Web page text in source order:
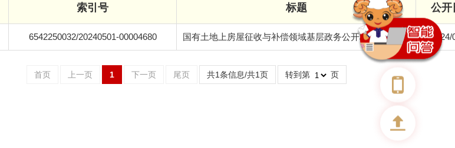
索引号 标题 公开
6542250032/20240501-00004680 国有土地上房屋征收与补偿领域基层政务公开标准目录 2024/
首页 上一页 1 下一页 尾页 共1条信息/共1页 转到第 页